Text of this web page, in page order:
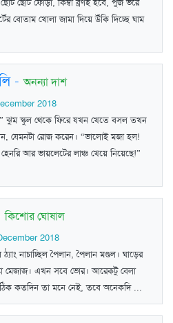
ছোট ছোট ফোঁড়া, কিম্বা ব্রণই হবে, পুঁজ ভরে
বোতাম খোলা জামা দিয়ে উঁকি দিচ্ছে ঘাম
-অনন্যা দাশ
2018
ঝুম স্কুল থেকে ফিরে যখন খেতে বসল তখন
যেমনটা রোজ করেন। “ভালোই মজা হল!
আর ভায়লেটের লাঞ্চ খেয়ে নিয়েছে!”
কিশোর ঘোষাল
2018
নাচাচ্ছিল পৈলান, পৈলান মণ্ডল। ঘাড়ের
মেজাজ। এখন সবে ভোর। আরেকটু বেলা
কতদিন তা মনে নেই, তবে অনেকদি ...